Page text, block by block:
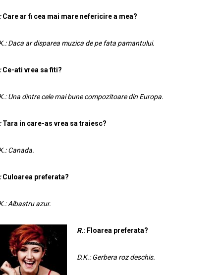
Care ar fi cea mai mare nefericire a mea?
Daca ar disparea muzica de pe fata pamantului.
Ce-ati vrea sa fiti?
Una dintre cele mai bune compozitoare din Europa.
Tara in care-as vrea sa traiesc?
Canada.
Culoarea preferata?
Albastru azur.
R.: Floarea preferata?
D.K.: Gerbera roz deschis.